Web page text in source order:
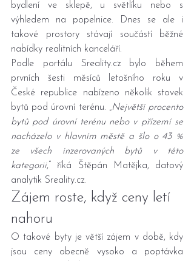
bydlení ve sklepě, u světlíku nebo s
výhledem na popelnice. Dnes se ale i
takové prostory stávají součástí běžné
nabídky realitních kanceláří.
Podle portálu Sreality.cz bylo během
prvních šesti měsíců letošního roku v
České republice nabízeno několik stovek
bytů pod úrovní terénu. „Největší procento
bytů pod úrovní terénu nebo v přízemí se
nacházelo v hlavním městě a šlo o 43 %
ze všech inzerovaných bytů v této
kategorii,“ říká Štěpán Matějka, datový
analytik Sreality.cz.
Zájem roste, když ceny letí
nahoru
O takové byty je větší zájem v době, kdy
jsou ceny obecně vysoko a poptávka